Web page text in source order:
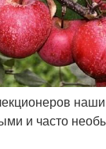
и часто